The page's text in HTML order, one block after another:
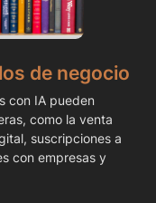
de negocio
con IA pueden
como la venta
suscripciones a
con empresas y